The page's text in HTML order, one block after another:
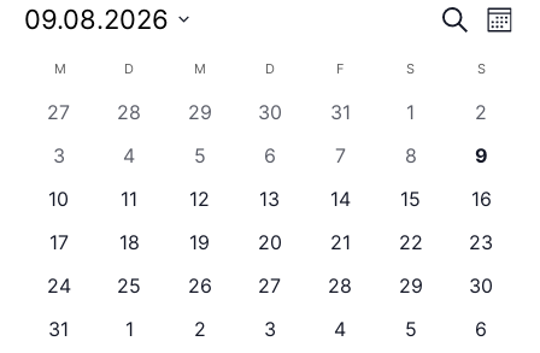
und
Suche
09.08.2026
Kalender
von
Veranstaltungen
M D DIENSTAGM MITTWOCH
DDONNERSTAG
F S SAMSTAGS
0
27
0
28
0
29
0
30
0
31
0
1
0
2
0
3
0
4
0
5
0
6
0
7
0
8
0
9
0
10
0
11
0
12
0
13
0
14
0
15
0
16
0
17
0
18
0
19
0
20
0
21
0
22
0
23
0
24
0
25
0
26
0
27
0
28
0
29
0
30
0
31
0
1
0
2
0
3
0
4
0
5
0
6